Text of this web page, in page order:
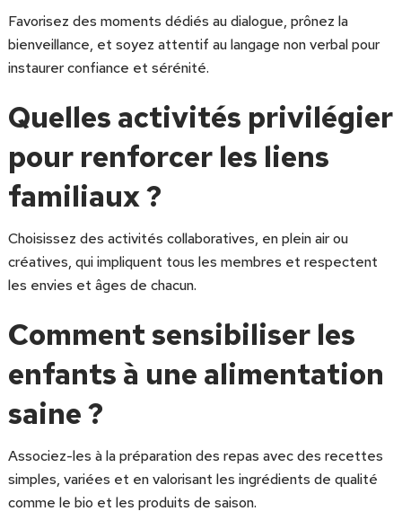
Favorisez des moments dédiés au dialogue, prônez la
bienveillance, et soyez attentif au langage non verbal pour
instaurer confiance et sérénité.
Quelles activités privilégier
pour renforcer les liens
familiaux ?
Choisissez des activités collaboratives, en plein air ou
créatives, qui impliquent tous les membres et respectent
les envies et âges de chacun.
Comment sensibiliser les
enfants à une alimentation
saine ?
Associez-les à la préparation des repas avec des recettes
simples, variées et en valorisant les ingrédients de qualité
comme le bio et les produits de saison.